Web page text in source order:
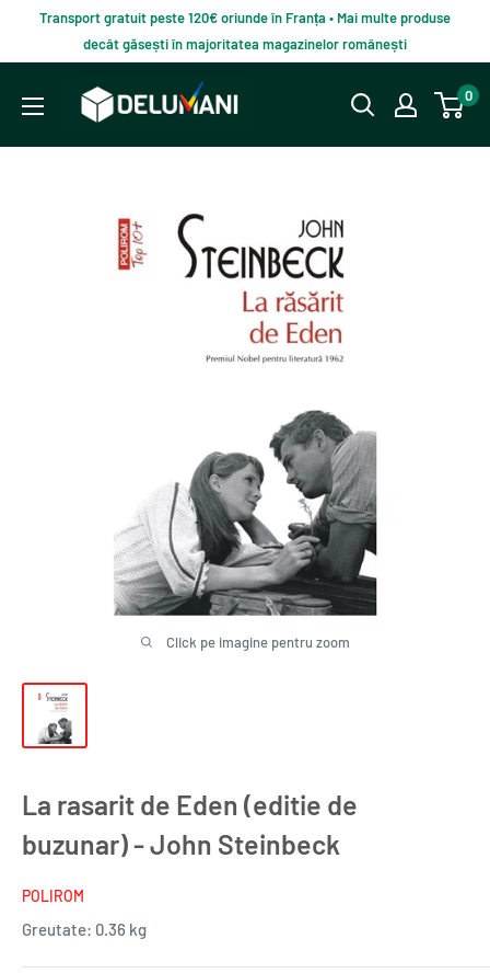
continut
Transport gratuit peste 120€ oriunde în Franța • Mai multe produse
decât găsești în majoritatea magazinelor românești
Delumani
Magazin
0
Click pe imagine pentru zoom
La rasarit de Eden (editie de
buzunar) - John Steinbeck
POLIROM
Greutate: 0.36 kg